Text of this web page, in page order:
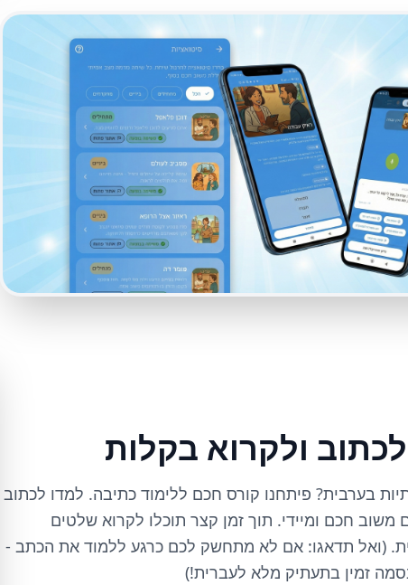
ולקרוא בקלות
בערבית? פיתחנו קורס חכם ללימוד כתיבה. למדו לכתוב
משוב חכם ומיידי. תוך זמן קצר תוכלו לקרוא שלטים
(ואל תדאגו: אם לא מתחשק לכם כרגע ללמוד את הכתב -
זמין בתעתיק מלא לעברית!)